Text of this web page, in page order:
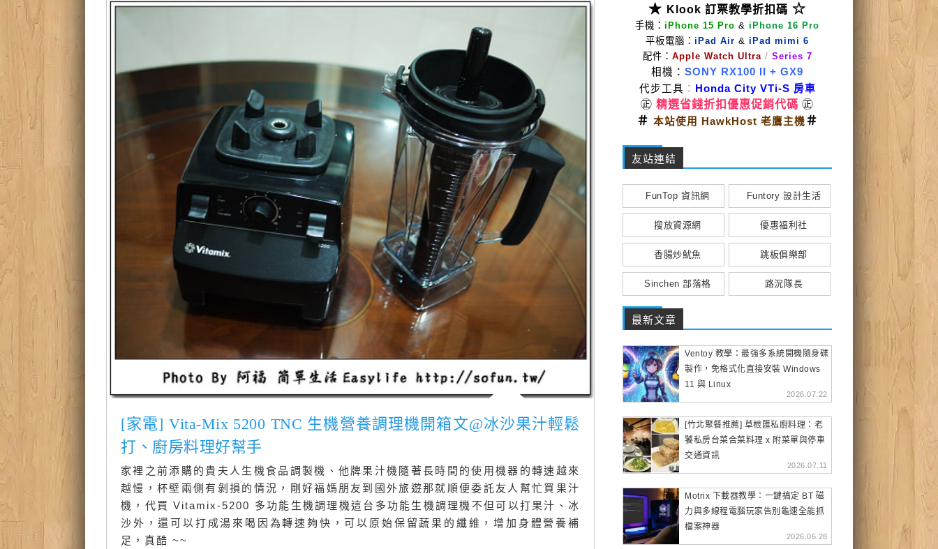
[家電] Vita-Mix 5200 TNC 生機營養調理機開箱文@冰沙果汁輕鬆
打、廚房料理好幫手
家裡之前添購的貴夫人生機食品調製機、他牌果汁機隨著長時間的使用機器的轉速越來
越慢，杯壁兩側有剝損的情況，剛好福媽朋友到國外旅遊那就順便委託友人幫忙買果汁
機，代買 Vitamix-5200 多功能生機調理機這台多功能生機調理機不但可以打果汁、冰
沙外，還可以打成湯來喝因為轉速夠快，可以原始保留蔬果的纖維，增加身體營養補
足，真酷 ~~
★ Klook 訂票教學折扣碼 ☆
手機： iPhone 15 Pro & iPhone 16 Pro
平板電腦： iPad Air & iPad mimi 6
配件： Apple Watch Ultra / Series 7
相機： SONY RX100 II
+ GX9
代步工具 ： Honda City VTi-S 房車
㊣ 精選省錢折扣優惠促銷代碼 ㊣
＃ 本站使用 HawkHost 老鷹主機＃
友站連結
FunTop 資訊網 Funtory 設計生活
搜放資源網 優惠福利社
香腸炒魷魚 跳板俱樂部
Sinchen 部落格 路況隊長
最新文章
Ventoy 教學：最強多系統開機隨身碟
製作，免格式化直接安裝 Windows
11 與 Linux
2026.07.22
[竹北聚餐推薦] 草根匯私廚料理：老
饕私房台菜合菜料理 x 附菜單與停車
交通資訊
2026.07.11
Motrix 下載器教學：一鍵搞定 BT 磁
力與多線程電腦玩家告別龜速全能抓
檔案神器
2026.06.28